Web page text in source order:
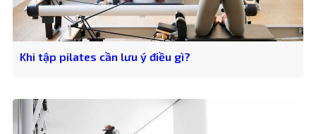
Khi tập pilates cần lưu ý điều gì?